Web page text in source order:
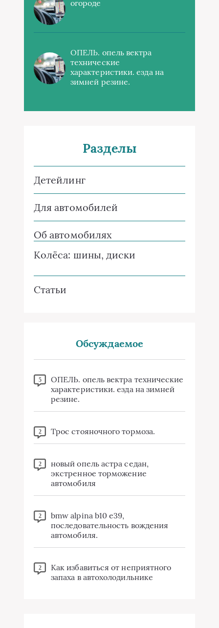
огороде
ОПЕЛЬ. опель вектра
технические
характеристики. езда на
зимней резине.
Разделы
Детейлинг
Для автомобилей
Об автомобилях
Колёса: шины, диски
Статьи
Обсуждаемое
5
ОПЕЛЬ. опель вектра технические
характеристики. езда на зимней
резине.
2 Трос стояночного тормоза.
2
новый опель астра седан,
экстренное торможение
автомобиля
2
bmw alpina b10 e39,
последовательность вождения
автомобиля.
2
Как избавиться от неприятного
запаха в автохолодильнике